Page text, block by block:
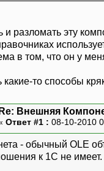
и разломать эту
в том, что он у
какие-то способы
Re: Внешняя
Ответ #1 : 08-10-2010
- обычный OLE
к 1С не имеет.